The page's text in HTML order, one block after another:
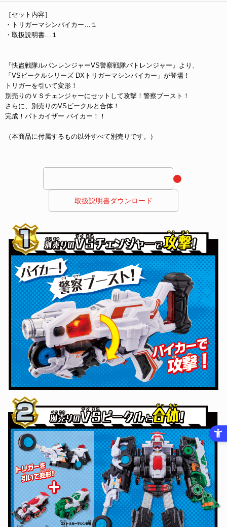
［セット内容］
・トリガーマシンバイカー…１
・取扱説明書…１
『快盗戦隊ルパンレンジャーVS警察戦隊パトレンジャー』より、
「VSビークルシリーズ DXトリガーマシンバイカー」が登場！
トリガーを引いて変形！
別売りのＶＳチェンジャーにセットして攻撃！警察ブースト！
さらに、別売りのVSビークルと合体！
完成！パトカイザー バイカー！！
（本商品に付属するもの以外すべて別売りです。）
取扱説明書ダウンロード